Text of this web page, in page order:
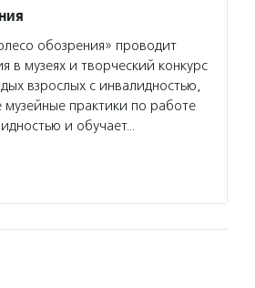
обозрения» проводит
в музеях и творческий конкурс
взрослых с инвалидностью,
практики по работе
и обучает…